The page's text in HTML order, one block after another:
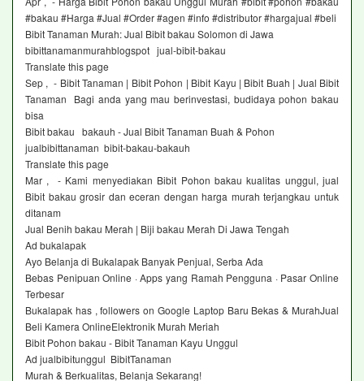
#bakau #Harga #Jual #Order #agen #info #distributor #hargajual #beli
Bibit Tanaman Murah: Jual Bibit bakau Solomon di Jawa
bibittanamanmurahblogspot jual-bibit-bakau
Translate this page
Sep , - Bibit Tanaman | Bibit Pohon | Bibit Kayu | Bibit Buah | Jual Bibit
Tanaman Bagi anda yang mau berinvestasi, budidaya pohon bakau
bisa
Bibit bakau bakauh - Jual Bibit Tanaman Buah & Pohon
jualbibittanaman bibit-bakau-bakauh
Translate this page
Mar , - Kami menyediakan Bibit Pohon bakau kualitas unggul, jual
Bibit bakau grosir dan eceran dengan harga murah terjangkau untuk
ditanam
Jual Benih bakau Merah | Biji bakau Merah Di Jawa Tengah‎
Ad bukalapak ‎
Ayo Belanja di Bukalapak Banyak Penjual, Serba Ada
Bebas Penipuan Online · Apps yang Ramah Pengguna · Pasar Online
Terbesar
Bukalapak has , followers on Google Laptop Baru Bekas & MurahJual
Beli Kamera OnlineElektronik Murah Meriah
Bibit Pohon bakau - Bibit Tanaman Kayu Unggul‎
Ad jualbibitunggul BibitTanaman‎
Murah & Berkualitas, Belanja Sekarang!